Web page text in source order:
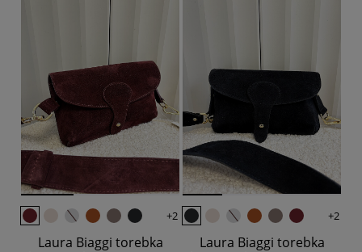
+2
Laura Biaggi torebka
+2
Laura Biaggi torebka